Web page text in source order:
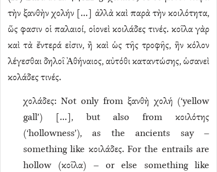
τὴν ξανθὴν χολήν […] ἀλλὰ καὶ παρὰ τὴν κοιλότητα,
ὥς φασιν οἱ παλαιοί, οἱονεὶ κοιλάδες τινές. κοῖλα γὰρ
καὶ τὰ ἔντερά εἰσιν, ἢ καὶ ὡς τῆς τροφῆς, ἣν κόλον
λέγεσθαι δηλοῖ Ἀθήναιος, αὐτόθι καταντώσης, ὡσανεὶ
κολάδες τινές.
χολάδες: Not only from ξανθὴ χολή (‘yellow
gall’) […], but also from κοιλότης
(‘hollowness’), as the ancients say –
something like κοιλάδες. For the entrails are
hollow (κοῖλα) – or else something like